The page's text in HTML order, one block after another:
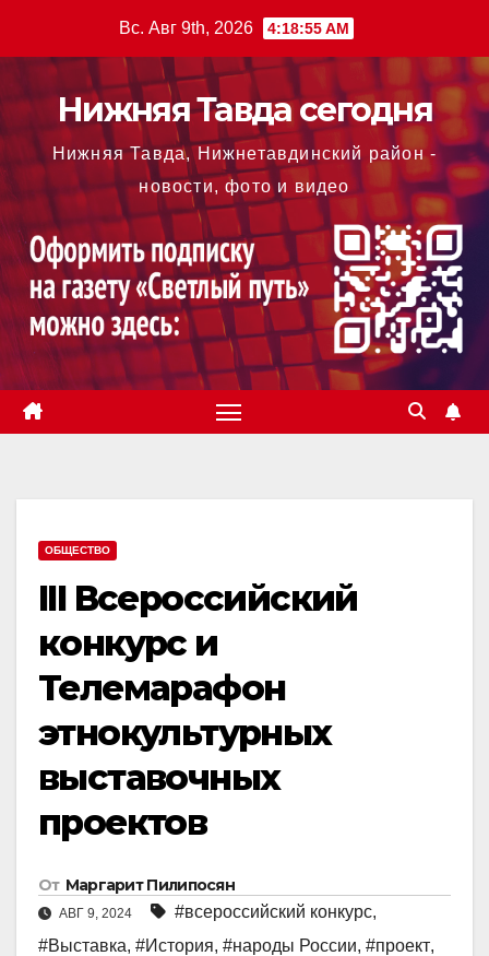
содержимому
Вс. Авг 9th, 2026 4:18:56 AM
Нижняя Тавда сегодня
Нижняя Тавда, Нижнетавдинский район -
новости, фото и видео
ОБЩЕСТВО
III Всероссийский
конкурс и
Телемарафон
этнокультурных
выставочных
проектов
От Маргарит Пилипосян
АВГ 9, 2024 #всероссийский конкурс,
#Выставка, #История, #народы России, #проект,